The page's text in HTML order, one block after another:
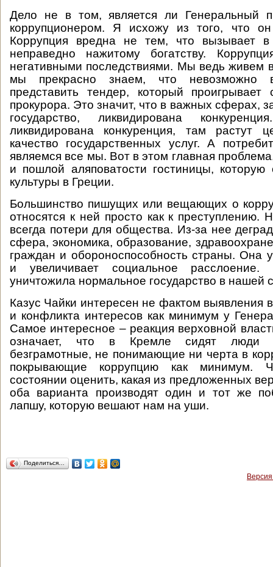
Дело не в том, является ли Генеральный
коррупционером. Я исхожу из того, что он
Коррупция вредна не тем, что вызывает в
неправедно нажитому богатству.
негативными последствиями. Мы ведь живем
мы прекрасно знаем, что невозможно
представить тендер, который проигрывает
прокурора. Это значит, что в важных сферах,
государство, ликвидирована
ликвидирована конкуренция, там растут
качество государственных услуг. А
являемся все мы. Вот в этом главная
и пошлой аляповатости гостиницы, которую
культуры в Греции.
Большинство пишущих или вещающих о
относятся к ней просто как к преступлению.
всегда потери для общества. Из-за нее
сфера, экономика, образование,
граждан и обороноспособность страны. Она
и увеличивает социальное расслоение.
уничтожила нормальное государство в нашей
Казус Чайки интересен не фактом выявления
и конфликта интересов как минимум у
Самое интересное – реакция верховной
означает, что в Кремле сидят люди
безграмотные, не понимающие ни черта в
покрывающие коррупцию как минимум.
состоянии оценить, какая из предложенных
оба варианта производят один и тот же
лапшу, которую вешают нам на уши.
Поделиться…